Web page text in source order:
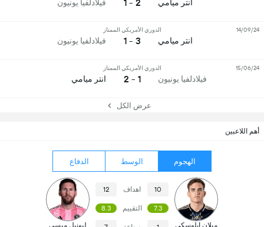
أهم اللاعبين
الهجوم الوسط الدفاع
ميلان ايلوسكي
10 اهداف 12
7.3 التقييم 8.3
ليونيل ميسي
انتر ميامي 2 - 1 فيلادلفيا يونيون
انتر ميامي
الدوري الأمريكي الممتاز
3 - 1 فيلادلفيا يونيون
14/09/24
فيلادلفيا يونيون
الدوري الأمريكي الممتاز
1 - 2 انتر ميامي
15/06/24
عرض الكل